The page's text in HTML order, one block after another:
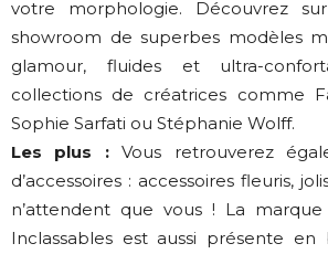
votre morphologie. Découvrez
showroom de superbes modèles
glamour, fluides et ultra-
collections de créatrices comme
Sophie Sarfati ou Stéphanie Wolff.
Les plus :Vous retrouverez
d’accessoires : accessoires fleuris,
n’attendent que vous ! La
Inclassables est aussi présente